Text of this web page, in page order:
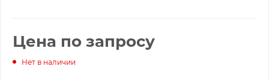
Цена по запросу
Нет в наличии